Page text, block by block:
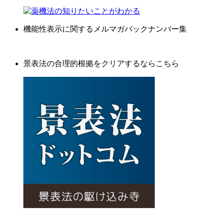
機能性表示に関するメルマガバックナンバー集
景表法の合理的根拠をクリアするならこちら